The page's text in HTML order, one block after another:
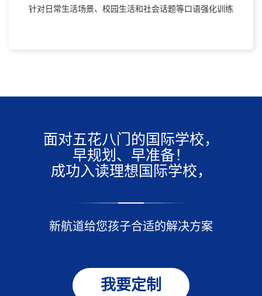
针对日常生活场景、校园生活和社会话题等口语强化训练
面对五花八门的国际学校，
早规划、早准备！
成功入读理想国际学校，
新航道给您孩子合适的解决方案
我要定制